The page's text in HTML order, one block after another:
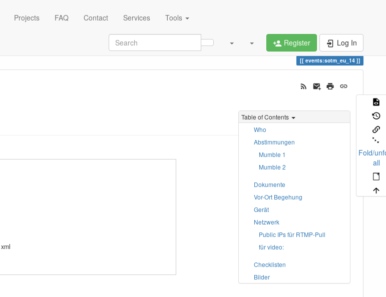
Projects FAQ Contact Services Tools
Register Log In
events:sotm_eu_14
Fold/
all
Table of Contents
Who
Abstimmungen
Mumble 1
Mumble 2
Dokumente
Vor-Ort Begehung
Gerät
Netzwerk
Public IPs für RTMP-Pull
für video:
Checklisten
Bilder